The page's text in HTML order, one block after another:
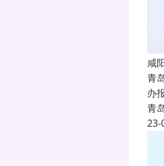
咸
青
办
青
23-